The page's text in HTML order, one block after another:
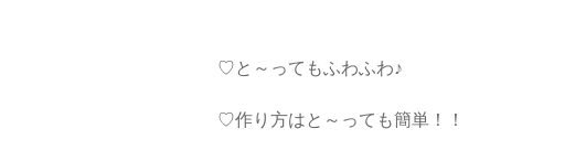
♡と～ってもふわふわ♪
♡作り方はと～っても簡単！！